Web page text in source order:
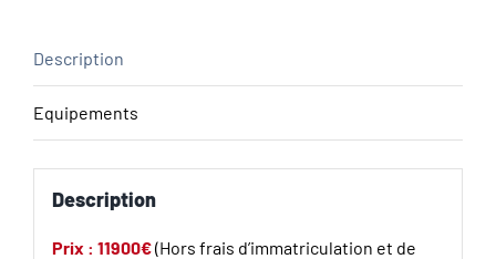
Description
Equipements
Description
Prix : 11900€(Hors frais d’immatriculation et de